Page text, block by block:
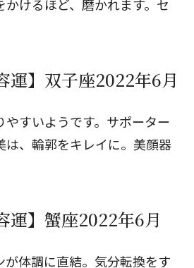
けるほど、磨かれます。セ
運】双子座2022年6月
やすいようです。サポーター
は、輪郭をキレイに。美顔器
運】蟹座2022年6月
体調に直結。気分転換をす